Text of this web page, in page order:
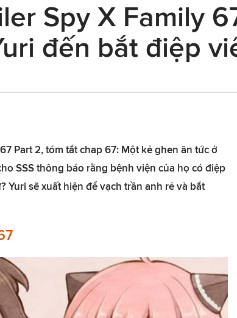
Spy X Family
đến bắt điệp
Part 2, tóm tắt chap 67: Một kẻ ghen ăn tức ở
SSS thông báo rằng bệnh viện của họ có điệp
Yuri sẽ xuất hiện để vạch trần anh rẻ và bắt